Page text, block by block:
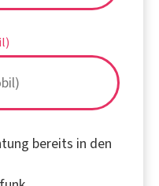
bereits in den